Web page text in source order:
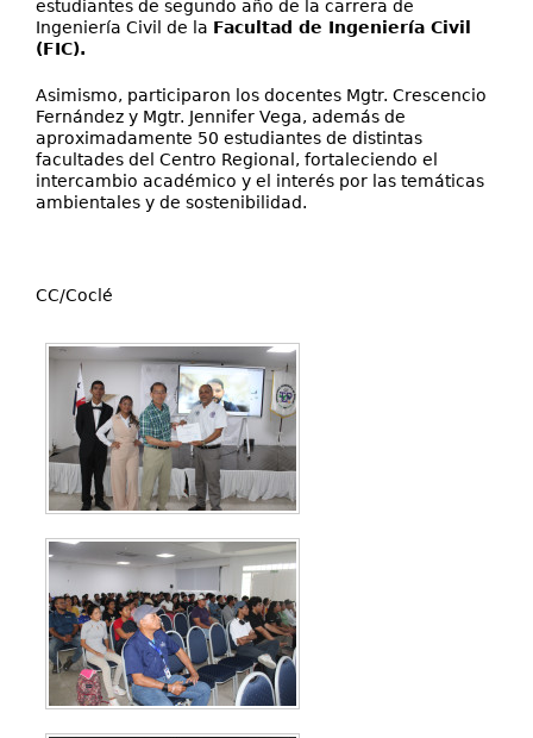
estudiantes de segundo año de la carrera de
Ingeniería Civil de la Facultad de Ingeniería Civil
(FIC).
Asimismo, participaron los docentes Mgtr. Crescencio
Fernández y Mgtr. Jennifer Vega, además de
aproximadamente 50 estudiantes de distintas
facultades del Centro Regional, fortaleciendo el
intercambio académico y el interés por las temáticas
ambientales y de sostenibilidad.
CC/Coclé